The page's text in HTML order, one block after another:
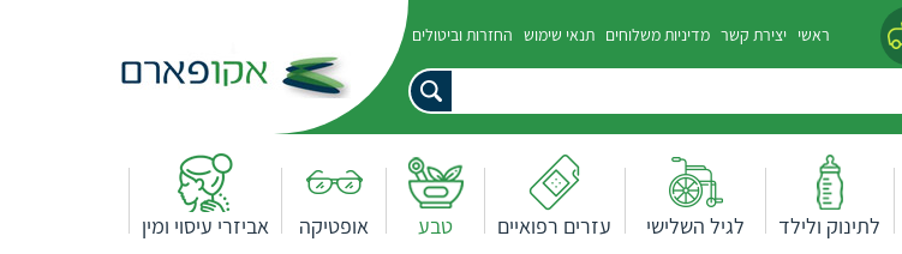
ראשי יצירת קשר מדיניות משלוחים תנאי שימוש החזרות וביטולים
לתינוק ולילד לגיל השלישי עזרים רפואיים טבע אופטיקה אביזרי עיסוי ומין